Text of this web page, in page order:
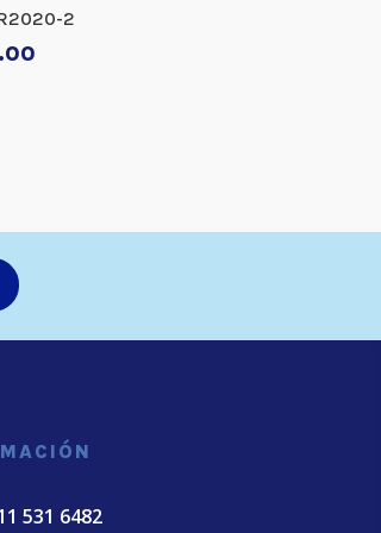
2
531 6482